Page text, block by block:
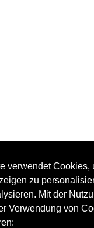
verwendet Cookies,
zu
Mit der
Verwendung von